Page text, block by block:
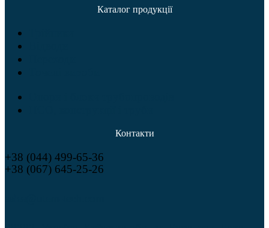
Каталог продукції
Контакти
+38 (044) 499-65-36
+38 (067) 645-25-26